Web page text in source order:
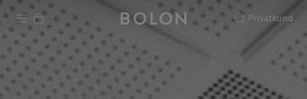
Privatkund
Produkter
Projekt